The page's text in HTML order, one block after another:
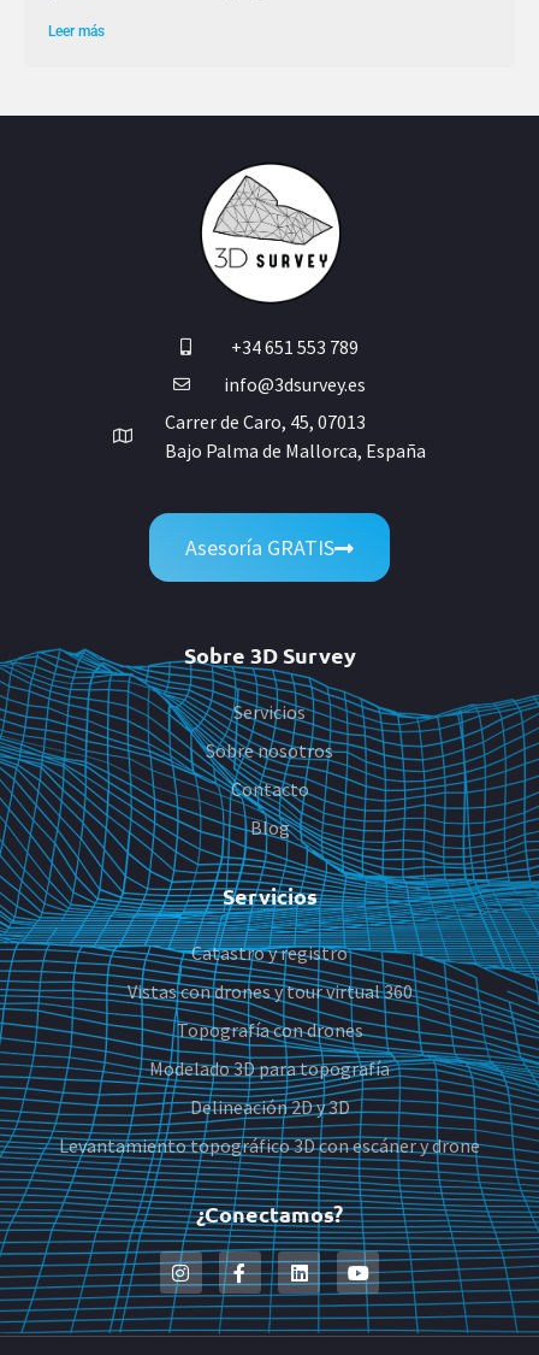
Leer más
+34 651 553 789
info@3dsurvey.es
Carrer de Caro, 45, 07013
Bajo Palma de Mallorca, España
Asesoría GRATIS
Sobre 3D Survey
Servicios
Sobre nosotros
Contacto
Blog
Servicios
Catastro y registro
Vistas con drones y tour virtual 360
Topografía con drones
Modelado 3D para topografía
Delineación 2D y 3D
Levantamiento topográfico 3D con escáner y drone
¿Conectamos?